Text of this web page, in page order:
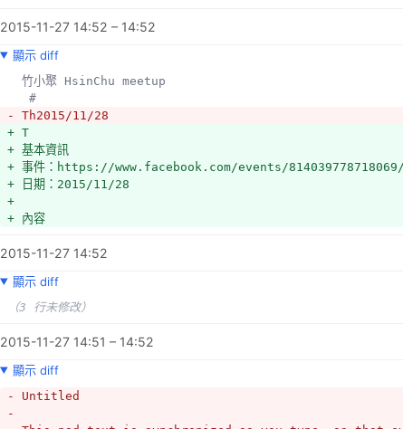
+ 自行車環島一號線
+ 雜項任務：
+ 在新竹地區鋪路造橋蓋房子
+ 若當天新竹縣、市政府開放資料的授權已修正則整併新竹縣、市資料到
+ 註：
+ 原與新竹維基寫作聚一起舉辦，
+ 但為了保障學生的教室使用權，
+ 而繼續於 TAB 舉行：
+ https://www.facebook.com/events/1648716158701874/
+ 簽到表
2015-11-27 14:52 – 14:52
顯示 diff
  竹小聚 HsinChu meetup
   #
- Th2015/11/28
+ T
+ 基本資訊
+ 事件：https://www.facebook.com/events/814039778718069/
+ 日期：2015/11/28
+
+ 內容
2015-11-27 14:52
顯示 diff
（3 行未修改）
2015-11-27 14:51 – 14:52
顯示 diff
- Untitled
-